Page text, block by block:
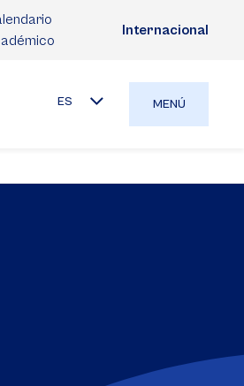
Internacional
ES MENÚ